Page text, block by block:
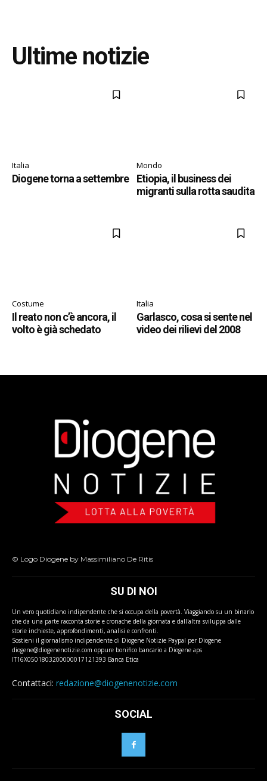
Ultime notizie
Italia
Diogene torna a settembre
Mondo
Etiopia, il business dei
migranti sulla rotta saudita
Costume
Il reato non c’è ancora, il
volto è già schedato
Italia
Garlasco, cosa si sente nel
video dei rilievi del 2008
© Logo Diogene by Massimiliano De Ritis
SU DI NOI
Un vero quotidiano indipendente che si occupa della povertà. Viaggiando su un binario
che da una parte racconta storie e cronache della giornata e dall'altra sviluppa dalle
storie inchieste, approfondimenti, analisi e confronti.
Sostieni il giornalismo indipendente di Diogene Notizie Paypal per Diogene
diogene@diogenenotizie.com oppure bonifico bancario a Diogene aps
IT16X0501803200000017121393 Banca Etica
Contattaci: redazione@diogenenotizie.com
SOCIAL